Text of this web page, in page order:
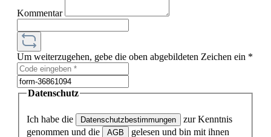
Kommentar
Um weiterzugehen, gebe die oben abgebildeten Zeichen ein *
Datenschutz
Ich habe die Datenschutzbestimmungen
zur Kenntnis
genommen und die
AGB
gelesen und bin mit ihnen